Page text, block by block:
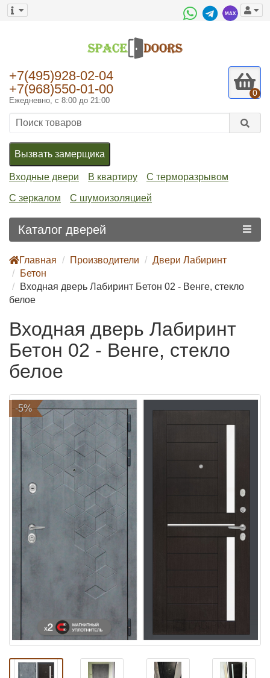
+7(495)928-02-04
+7(968)550-01-00
Ежедневно, с 8:00 до 21:00
0
Вызвать замерщика
Входные двери В квартиру С терморазрывом
С зеркалом С шумоизоляцией
Каталог дверей
Главная Производители
Двери Лабиринт
Бетон
Входная дверь Лабиринт Бетон 02 - Венге, стекло
белое
Входная дверь Лабиринт
Бетон 02 - Венге, стекло
белое
-5%